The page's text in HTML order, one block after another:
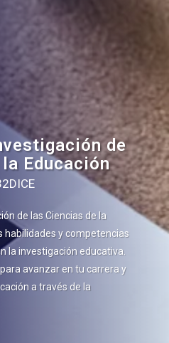
de
Educación
de las Ciencias de la
habilidades y competencias
la investigación educativa.
avanzar en tu carrera y
a través de la